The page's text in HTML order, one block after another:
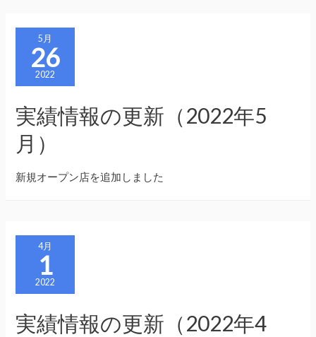
5月
26
2022
実績情報の更新（2022年5
月）
新規オープン店を追加しました
4月
1
2022
実績情報の更新（2022年4